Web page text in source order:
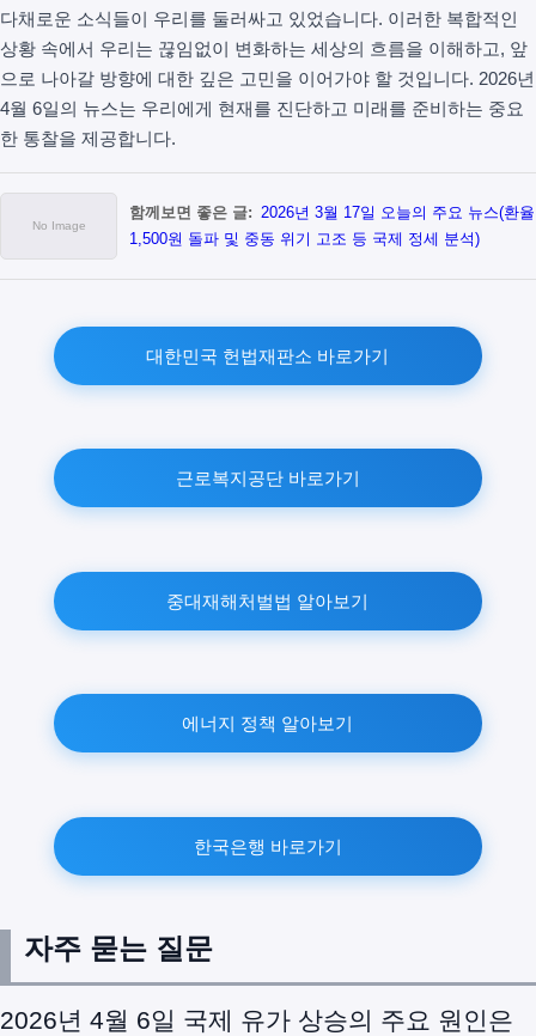
다채로운 소식들이 우리를 둘러싸고 있었습니다. 이러한 복합적인
상황 속에서 우리는 끊임없이 변화하는 세상의 흐름을 이해하고, 앞
으로 나아갈 방향에 대한 깊은 고민을 이어가야 할 것입니다. 2026년
4월 6일의 뉴스는 우리에게 현재를 진단하고 미래를 준비하는 중요
한 통찰을 제공합니다.
함께보면 좋은 글: 2026년 3월 17일 오늘의 주요 뉴스(환율
1,500원 돌파 및 중동 위기 고조 등 국제 정세 분석)
대한민국 헌법재판소 바로가기
근로복지공단 바로가기
중대재해처벌법 알아보기
에너지 정책 알아보기
한국은행 바로가기
자주 묻는 질문
2026년 4월 6일 국제 유가 상승의 주요 원인은